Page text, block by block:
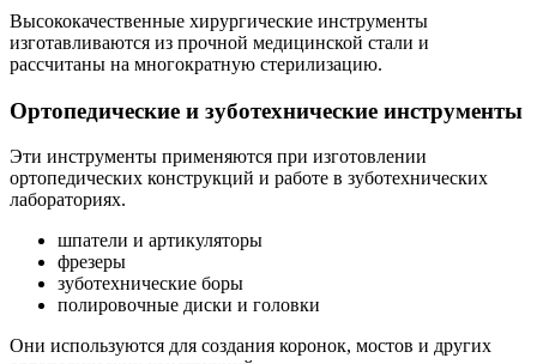
Высококачественные хирургические инструменты
изготавливаются из прочной медицинской стали и
рассчитаны на многократную стерилизацию.
Ортопедические и зуботехнические инструменты
Эти инструменты применяются при изготовлении
ортопедических конструкций и работе в зуботехнических
лабораториях.
шпатели и артикуляторы
фрезеры
зуботехнические боры
полировочные диски и головки
Они используются для создания коронок, мостов и других